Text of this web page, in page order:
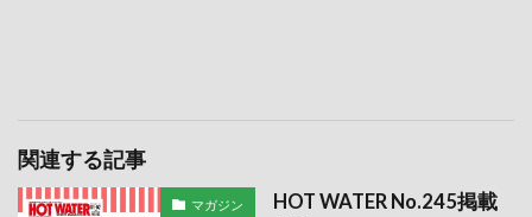
関連する記事
マガジン
HOT WATER No.245掲載